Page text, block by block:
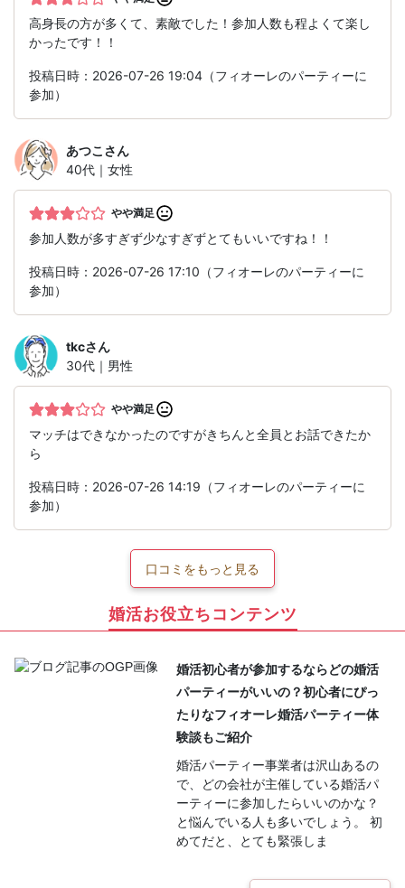
高身長の方が多くて、素敵でした！参加人数も程よくて楽し
かったです！！
投稿日時：2026-07-26 19:04（フィオーレのパーティーに
参加）
あつこ さん
40代｜女性
やや満足
参加人数が多すぎず少なすぎずとてもいいですね！！
投稿日時：2026-07-26 17:10（フィオーレのパーティーに
参加）
tkcさん
30代｜男性
やや満足
マッチはできなかったのですがきちんと全員とお話できたか
ら
投稿日時：2026-07-26 14:19（フィオーレのパーティーに
参加）
口コミをもっと見る
婚活お役立ちコンテンツ
婚活初心者が参加するならどの婚活
パーティーがいいの？初心者にぴっ
たりなフィオーレ婚活パーティー体
験談もご紹介
婚活パーティー事業者は沢山あるの
で、どの会社が主催している婚活パ
ーティーに参加したらいいのかな？
と悩んでいる人も多いでしょう。 初
めてだと、とても緊張しま